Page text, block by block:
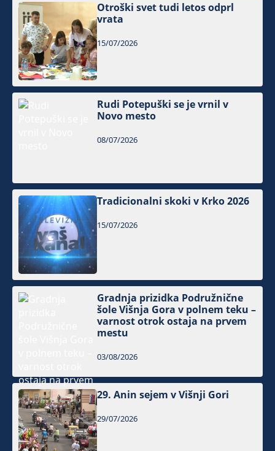
Otroški svet tudi letos odprl
vrata
15/07/2026
Rudi Potepuški se je vrnil v
Novo mesto
08/07/2026
Tradicionalni skoki v Krko 2026
15/07/2026
Gradnja prizidka Podružnične
šole Višnja Gora v polnem teku –
varnost otrok ostaja na prvem
mestu
03/08/2026
29. Anin sejem v Višnji Gori
29/07/2026